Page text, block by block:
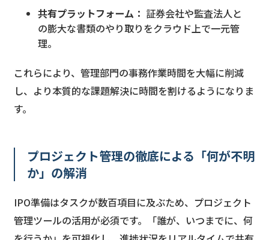
共有プラットフォーム： 証券会社や監査法人と
の膨大な書類のやり取りをクラウド上で一元管
理。
これらにより、管理部門の事務作業時間を大幅に削減
し、より本質的な課題解決に時間を割けるようになりま
す。
プロジェクト管理の徹底による「何が不明
か」の解消
IPO準備はタスクが数百項目に及ぶため、プロジェクト
管理ツールの活用が必須です。「誰が、いつまでに、何